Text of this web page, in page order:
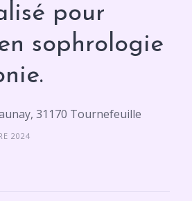
pour
sophrologie
31170 Tournefeuille
2024